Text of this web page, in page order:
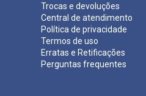
Trocas e devoluções
Central de atendimento
Política de privacidade
Termos de uso
Erratas e Retificações
Perguntas frequentes